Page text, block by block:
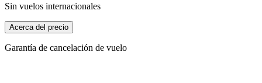
Sin vuelos internacionales
Acerca del precio
Garantía de cancelación de vuelo